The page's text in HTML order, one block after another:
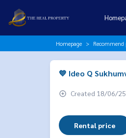
Homepage Recommend
💙 Ideo Q
Created 18/06/
Rental price